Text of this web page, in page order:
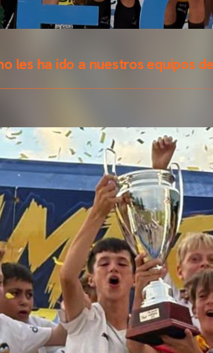
les ha ido a nuestros equipos